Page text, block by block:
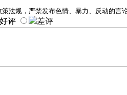
法规，严禁发布色情、暴力、反动的言
好评 差评